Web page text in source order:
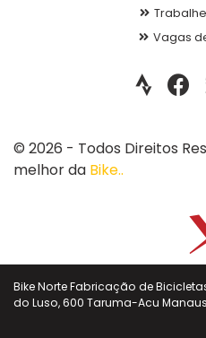
Vagas
© 2026 - Todos Direitos
melhor da Bike..
Bike Norte Fabricação de
do Luso, 600 Taruma-Acu